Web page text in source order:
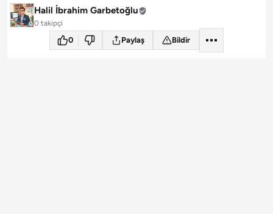
Halil İbrahim Garbetoğlu
0 takipçi
0 Paylaş Bildir